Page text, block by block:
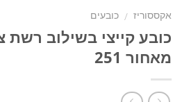
אקססוריז / כובעים
כובע קייצי בשילוב רשת
מאחור 251